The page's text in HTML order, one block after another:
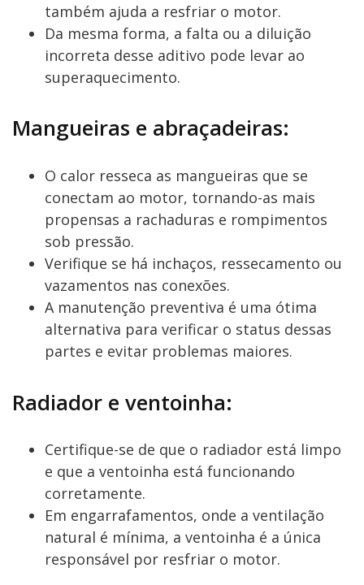
também ajuda a resfriar o motor.
Da mesma forma, a falta ou a diluição
incorreta desse aditivo pode levar ao
superaquecimento.
Mangueiras e abraçadeiras:
O calor resseca as mangueiras que se
conectam ao motor, tornando-as mais
propensas a rachaduras e rompimentos
sob pressão.
Verifique se há inchaços, ressecamento ou
vazamentos nas conexões.
A manutenção preventiva é uma ótima
alternativa para verificar o status dessas
partes e evitar problemas maiores.
Radiador e ventoinha:
Certifique-se de que o radiador está limpo
e que a ventoinha está funcionando
corretamente.
Em engarrafamentos, onde a ventilação
natural é mínima, a ventoinha é a única
responsável por resfriar o motor.